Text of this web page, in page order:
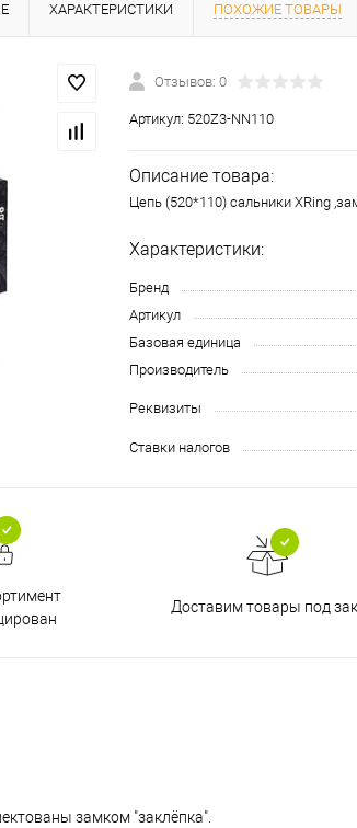
ХАРАКТЕРИСТИКИ ПОХОЖИЕ ТОВАРЫ
Отзывов: 0
Артикул: 520Z3-NN110
Описание товара:
Цепь (520*110) сальники XRing
Характеристики:
Бренд
Артикул
Базовая единица
Производитель
Реквизиты
Ставки налогов
Доставим товары под
замком "заклёпка".